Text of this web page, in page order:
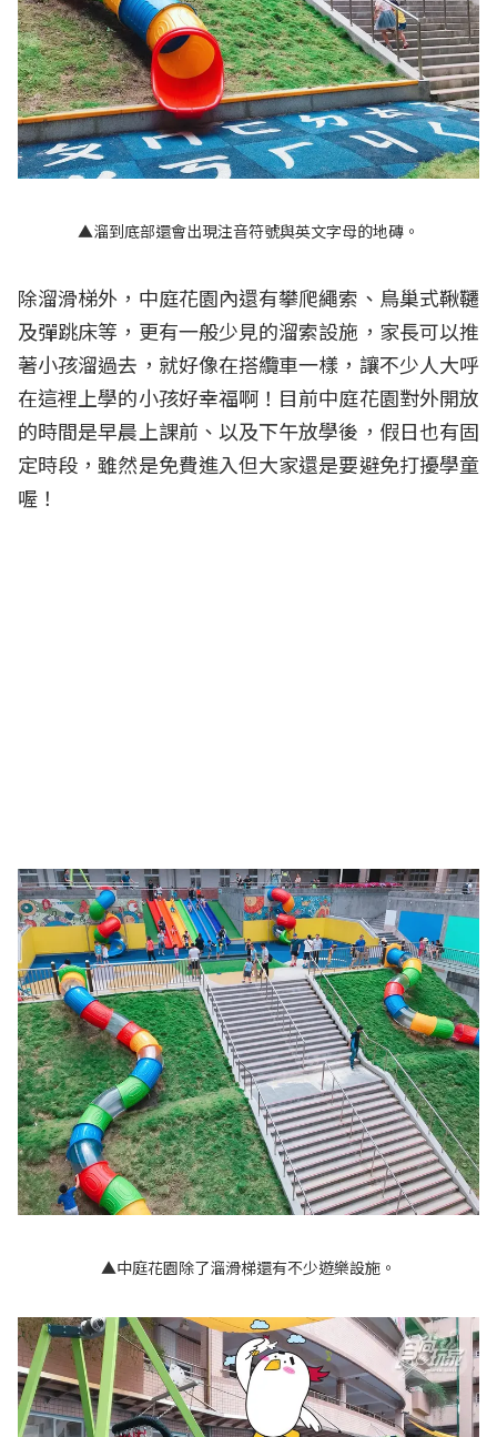
▲溜到底部還會出現注音符號與英文字母的地磚。
除溜滑梯外，中庭花園內還有攀爬繩索、鳥巢式鞦韆
及彈跳床等，更有一般少見的溜索設施，家長可以推
著小孩溜過去，就好像在搭纜車一樣，讓不少人大呼
在這裡上學的小孩好幸福啊！目前中庭花園對外開放
的時間是早晨上課前、以及下午放學後，假日也有固
定時段，雖然是免費進入但大家還是要避免打擾學童
喔！
▲中庭花園除了溜滑梯還有不少遊樂設施。